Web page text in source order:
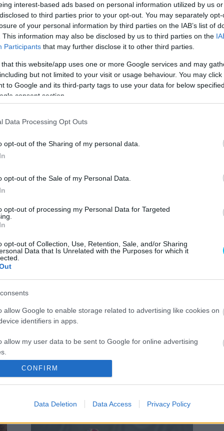
interest-based ads based on personal information utilized by us
to third parties prior to your opt-out. You may separately
of your personal information by third parties on the IAB’s list of
This information may also be disclosed by us to third parties on the
Participants that may further disclose it to other third parties.
that this website/app uses one or more Google services and may
but not limited to your visit or usage behaviour. You may
to Google and its third-party tags to use your data for below
consent section.
Data Processing Opt Outs
opt-out of the Sharing of my personal data.
opt-out of the Sale of my Personal Data.
opt-out of processing my Personal Data for Targeted
opt-out of Collection, Use, Retention, Sale, and/or Sharing
Data that Is Unrelated with the Purposes for which it
allow Google to enable storage related to advertising like cookies on
identifiers in apps.
allow my user data to be sent to Google for online advertising
allow Google to send me personalized advertising.
identifiers in apps.
allow Google to enable storage related to functionality of the website
CONFIRM
Data Deletion Data Access Privacy Policy
Motorsport
Millerék bemutatták a legendás
japán versenyre szánt festésüket
(képek)
Marini állapota gyorsan javul, már
el is hagyhatta az intenzív osztályt
Vasárnap megszerezheti első
győzelmét Zarco a Hondával
2024. 07. 20.